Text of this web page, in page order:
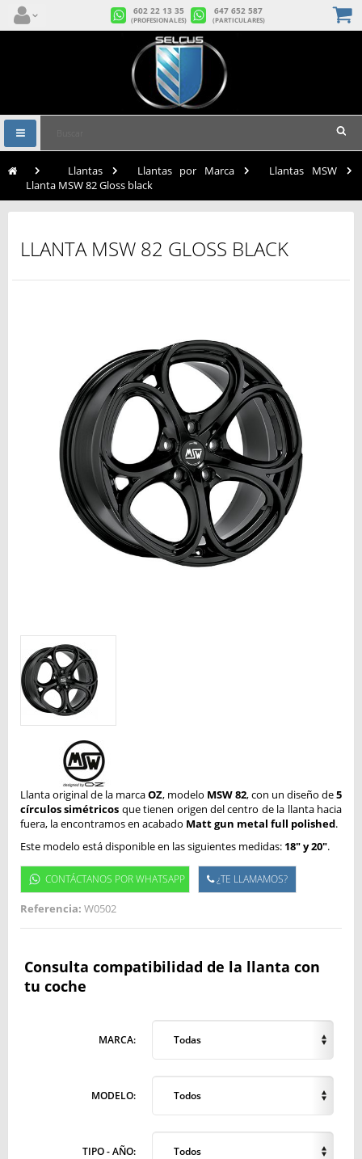
602 22 13 35
(PROFESIONALES)
647 652 587
(PARTICULARES)
Navegación
Toggle
Llantas Llantas por Marca
Llantas MSW
Llanta MSW 82 Gloss black
LLANTA MSW 82 GLOSS BLACK
Llanta original de la marcaOZ, modelo MSW 82, con un diseño de5
círculos simétricos que tienen origen del centro de la llanta hacia
fuera, la encontramos en acabado Matt gun metal full polished.
Este modelo está disponible en las siguientes medidas: 18" y 20".
CONTÁCTANOS POR WHATSAPP ¿TE LLAMAMOS?
Referencia: W0502
Consulta compatibilidad de la llanta con
tu coche
MARCA: Todas
MODELO: Todos
TIPO - AÑO: Todos